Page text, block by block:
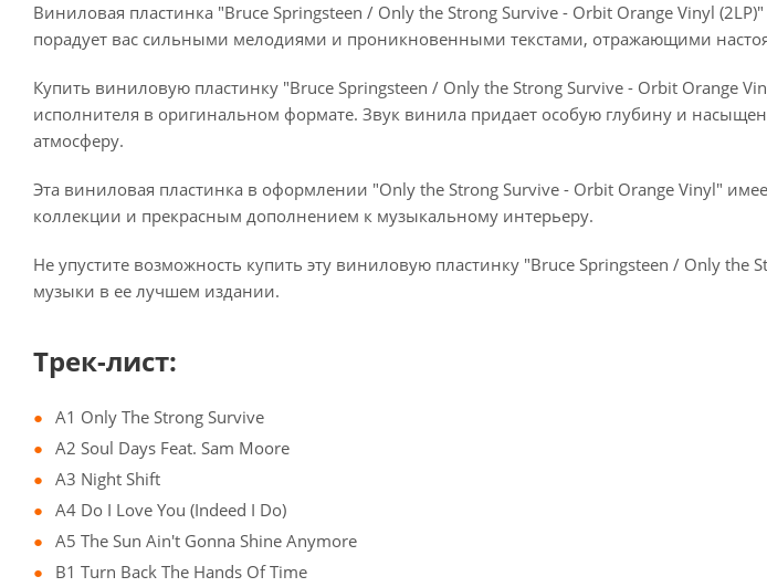
Виниловая пластинка "Bruce Springsteen / Only the Strong Survive - Orbit Orange Vinyl
порадует вас сильными мелодиями и проникновенными текстами, отражающими
Купить виниловую пластинку "Bruce Springsteen / Only the Strong Survive - Orbit Orange
исполнителя в оригинальном формате. Звук винила придает особую глубину и
атмосферу.
Эта виниловая пластинка в оформлении "Only the Strong Survive - Orbit Orange Vinyl"
коллекции и прекрасным дополнением к музыкальному интерьеру.
Не упустите возможность купить эту виниловую пластинку "Bruce Springsteen / Only
музыки в ее лучшем издании.
Трек-лист:
A1 Only The Strong Survive
A2 Soul Days Feat. Sam Moore
A3 Night Shift
A4 Do I Love You (Indeed I Do)
A5 The Sun Ain't Gonna Shine Anymore
B1 Turn Back The Hands Of Time